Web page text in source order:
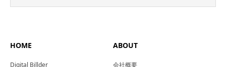
HOME
Digital Billder
ABOUT
会社概要